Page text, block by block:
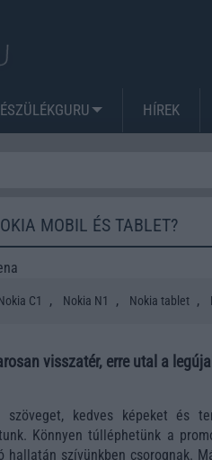
HÍREK
MOBIL ÉS TABLET?
C1 , Nokia N1 , Nokia tablet ,
visszatér, erre utal a
kedves képeket és
Könnyen túlléphetünk a
hallatán szívünkben csorognak.